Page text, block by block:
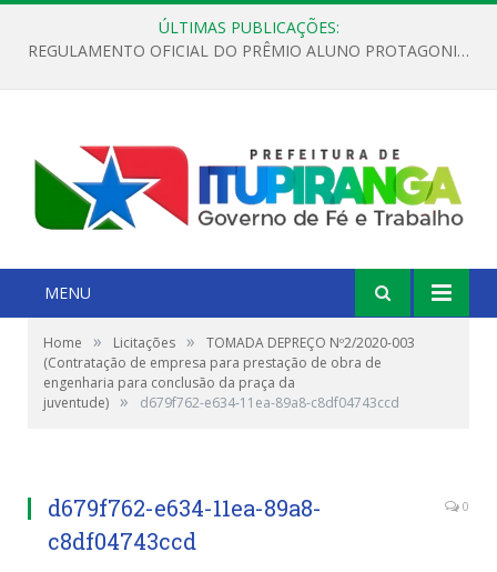
ÚLTIMAS PUBLICAÇÕES:
REGULAMENTO OFICIAL DO PRÊMIO ALUNO PROTAGONISTA – EDIÇÃO 2026
MENU
Home » Licitações »
TOMADA DEPREÇO Nº2/2020-003
(Contratação de empresa para prestação de obra de
engenharia para conclusão da praça da
juventude) » d679f762-e634-11ea-89a8-c8df04743ccd
d679f762-e634-11ea-89a8-
c8df04743ccd
0